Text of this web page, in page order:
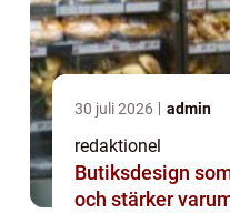
30 juli 2026 admin
redaktionel
Butiksdesign
och stärker